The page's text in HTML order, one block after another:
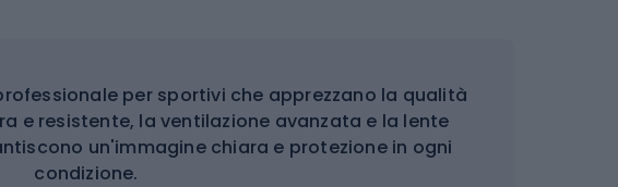
per sportivi che apprezzano la qualità
e resistente, la ventilazione avanzata e la lente
un'immagine chiara e protezione in ogni
condizione.